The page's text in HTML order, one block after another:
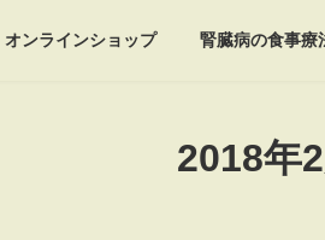
オンラインショップ 腎臓病の食事療
2018年2